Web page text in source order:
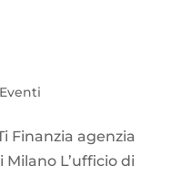
Eventi
Finanzia agenzia
L’ufficio di